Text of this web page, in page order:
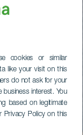
cookies or similar
like your visit on this
do not ask for your
interest. You
based on legitimate
Privacy Policy on this